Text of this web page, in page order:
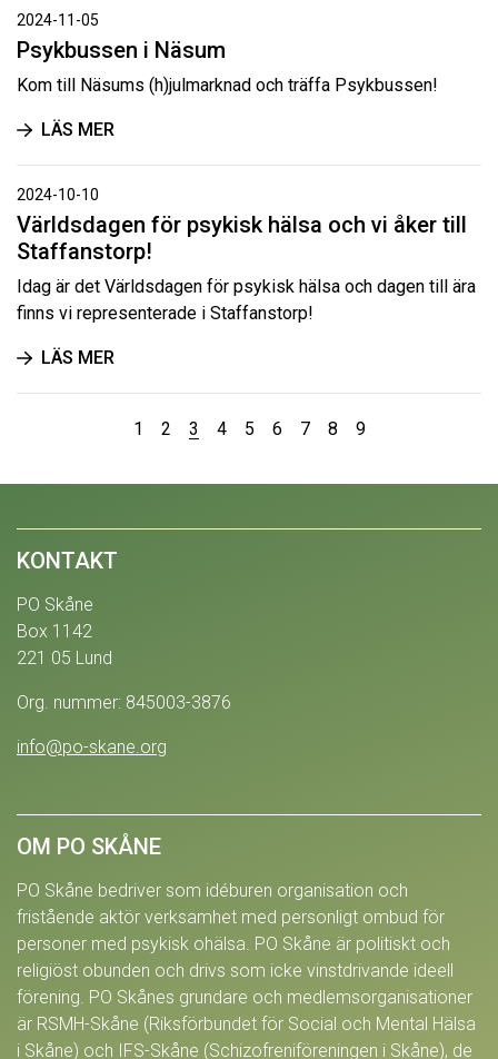
2024-11-05
Psykbussen i Näsum
Kom till Näsums (h)julmarknad och träffa Psykbussen!
LÄS MER
2024-10-10
Världsdagen för psykisk hälsa och vi åker till
Staffanstorp!
Idag är det Världsdagen för psykisk hälsa och dagen till ära
finns vi representerade i Staffanstorp!
LÄS MER
1 2 3 4 5 6 7 8 9
KONTAKT
PO Skåne
Box 1142
221 05 Lund
Org. nummer: 845003-3876
info@po-skane.org
OM PO SKÅNE
PO Skåne bedriver som idéburen organisation och
fristående aktör verksamhet med personligt ombud för
personer med psykisk ohälsa. PO Skåne är politiskt och
religiöst obunden och drivs som icke vinstdrivande ideell
förening. PO Skånes grundare och medlemsorganisationer
är RSMH-Skåne (Riksförbundet för Social och Mental Hälsa
i Skåne) och IFS-Skåne (Schizofreniföreningen i Skåne), de